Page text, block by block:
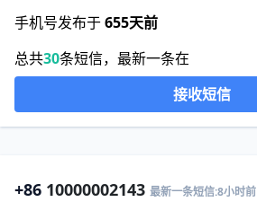
手机号发布于655天前
总共30条短信，最新一条在
接收短信
+86 10000002143 最新一条短信:8小时前